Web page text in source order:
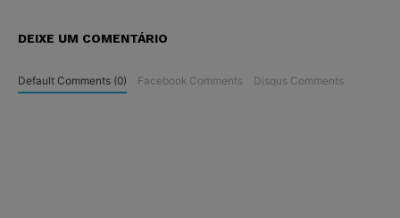
DEIXE UM COMENTÁRIO
Default Comments (0) Facebook Comments Disqus Comments